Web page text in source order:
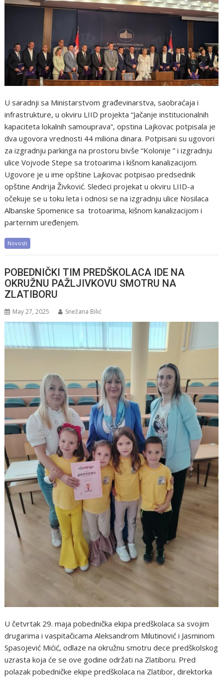
U saradnji sa Ministarstvom građevinarstva, saobraćaja i
infrastrukture, u okviru LIID projekta “Jačanje institucionalnih
kapaciteta lokalnih samouprava”, opstina Lajkovac potpisala je
dva ugovora vrednosti 44 miliona dinara. Potpisani su ugovori
za izgradnju parkinga na prostoru bivše “Kolonije ” i izgradnju
ulice Vojvode Stepe sa trotoarima i kišnom kanalizacijom.
Ugovore je u ime opštine Lajkovac potpisao predsednik
opštine Andrija Živković. Sledeci projekat u okviru LIID-a
očekuje se u toku leta i odnosi se na izgradnju ulice Nosilaca
Albanske Spomenice sa trotoarima, kišnom kanalizacijom i
parternim uređenjem.
Novosti
POBEDNIČKI TIM PREDŠKOLACA IDE NA
OKRUŽNU PAŽLJIVKOVU SMOTRU NA
ZLATIBORU
May 27, 2025 Snežana Bilić
U četvrtak 29. maja pobednička ekipa predškolaca sa svojim
drugarima i vaspitačicama Aleksandrom Milutinović i Jasminom
Spasojević Mićić, odlaze na okružnu smotru dece predškolskog
uzrasta koja će se ove godine održati na Zlatiboru. Pred
polazak pobedničke ekipe predškolaca na Zlatibor, direktorka